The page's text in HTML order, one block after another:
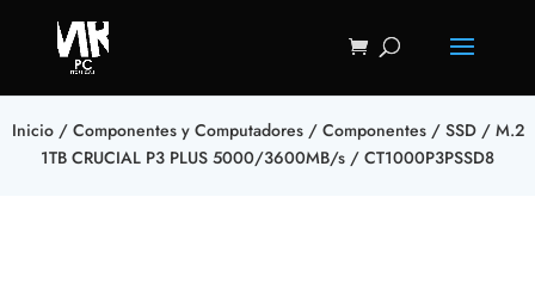
Inicio/ Componentes y Computadores/ Componentes/ SSD/ M.2
1TB CRUCIAL P3 PLUS 5000/3600MB/s / CT1000P3PSSD8